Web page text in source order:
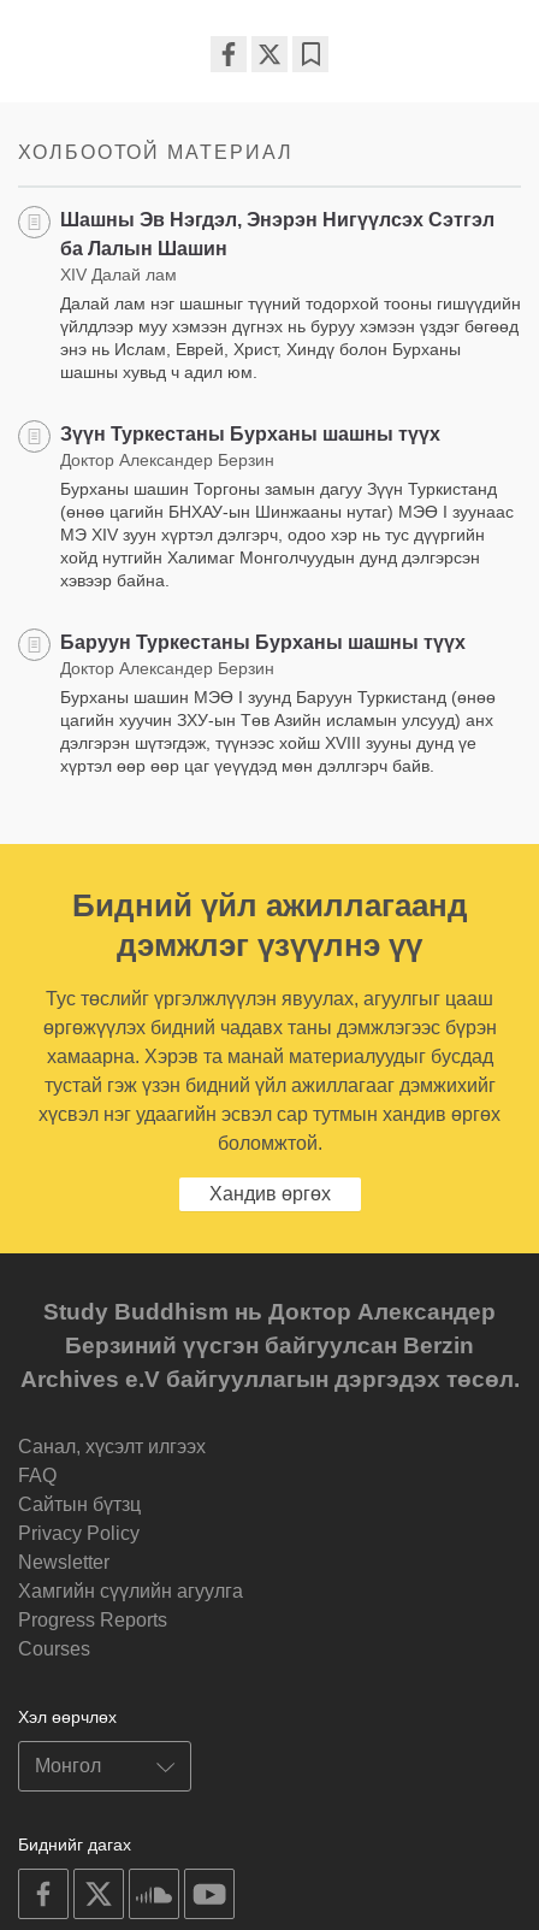
ХОЛБООТОЙ МАТЕРИАЛ
Шашны Эв Нэгдэл, Энэрэн Нигүүлсэх Сэтгэл
ба Лалын Шашин
XIV Далай лам
Далай лам нэг шашныг түүний тодорхой тооны гишүүдийн
үйлдлээр муу хэмээн дүгнэх нь буруу хэмээн үздэг бөгөөд
энэ нь Ислам, Еврей, Христ, Хиндү болон Бурханы
шашны хувьд ч адил юм.
Зүүн Туркестаны Бурханы шашны түүх
Доктор Александер Берзин
Бурханы шашин Торгоны замын дагуу Зүүн Туркистанд
(өнөө цагийн БНХАУ-ын Шинжааны нутаг) МЭӨ I зуунаас
МЭ XIV зуун хүртэл дэлгэрч, одоо хэр нь тус дүүргийн
хойд нутгийн Халимаг Монголчуудын дунд дэлгэрсэн
хэвээр байна.
Баруун Туркестаны Бурханы шашны түүх
Доктор Александер Берзин
Бурханы шашин МЭӨ I зуунд Баруун Туркистанд (өнөө
цагийн хуучин ЗХУ-ын Төв Азийн исламын улсууд) анх
дэлгэрэн шүтэгдэж, түүнээс хойш XVIII зууны дунд үе
хүртэл өөр өөр цаг үеүүдэд мөн дэллгэрч байв.
Бидний үйл ажиллагаанд
дэмжлэг үзүүлнэ үү
Тус төслийг үргэлжлүүлэн явуулах, агуулгыг цааш
өргөжүүлэх бидний чадавх таны дэмжлэгээс бүрэн
хамаарна. Хэрэв та манай материалуудыг бусдад
тустай гэж үзэн бидний үйл ажиллагааг дэмжихийг
хүсвэл нэг удаагийн эсвэл сар тутмын хандив өргөх
боломжтой.
Хандив өргөх
Study Buddhism нь Доктор Александер
Берзиний үүсгэн байгуулсан Berzin
Archives e.V байгууллагын дэргэдэх төсөл.
Санал, хүсэлт илгээх
FAQ
Cайтын бүтзц
Privacy Policy
Newsletter
Хамгийн сүүлийн агуулга
Progress Reports
Courses
Хэл өөрчлөх
Биднийг дагах
on
facebook
soundcloud